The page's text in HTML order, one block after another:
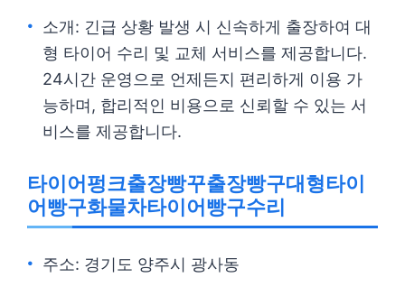
소개: 긴급 상황 발생 시 신속하게 출장하여 대
형 타이어 수리 및 교체 서비스를 제공합니다.
24시간 운영으로 언제든지 편리하게 이용 가
능하며, 합리적인 비용으로 신뢰할 수 있는 서
비스를 제공합니다.
타이어펑크출장빵꾸출장빵구대형타이
어빵구화물차타이어빵구수리
주소: 경기도 양주시 광사동